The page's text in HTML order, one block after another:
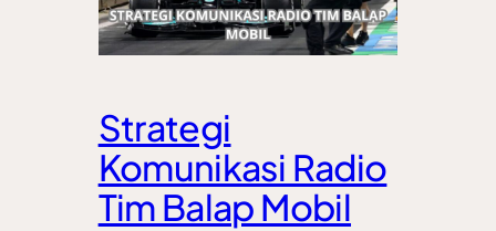
Strategi
Komunikasi Radio
Tim Balap Mobil